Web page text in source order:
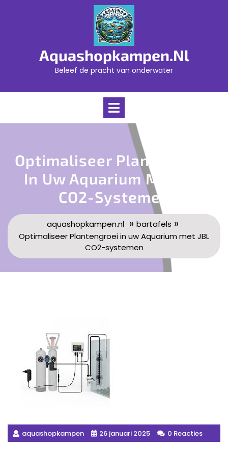
Aquashopkampen.nl
Beleef de pracht van onderwater
Open
Optimaliseer Plantengroei
In Uw Aquarium Met JBL
CO2-Systemen
aquashopkampen.nl » bartafels »
Optimaliseer Plantengroei in uw Aquarium met JBL
CO2-systemen
aquashopkampen 26 januari 2025 0 Reacties